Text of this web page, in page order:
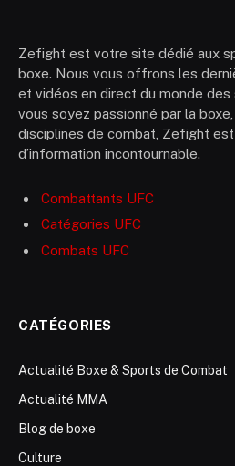
Zefight est votre site dédié aux
boxe. Nous vous offrons les
et vidéos en direct du monde
vous soyez passionné par la
disciplines de combat, Zefight
d’information incontournable.
Combattants UFC
Catégories UFC
Combats UFC
CATÉGORIES
Actualité Boxe & Sports de Combat
Actualité MMA
Blog de boxe
Culture